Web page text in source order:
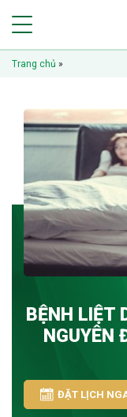
Trang chủ »
BỆNH LIỆT
NGUYÊN
ĐẶT LỊCH